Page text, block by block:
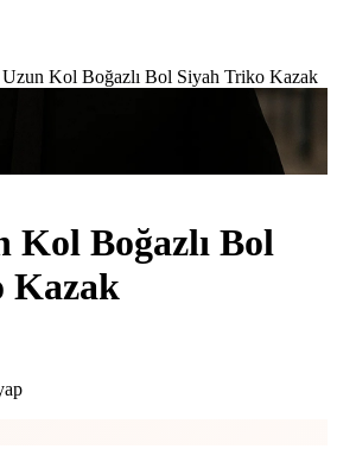
Kol Boğazlı Bol Siyah Triko Kazak
Kol Boğazlı Bol
Kazak